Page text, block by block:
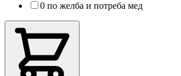
0 по желба и потреба мед